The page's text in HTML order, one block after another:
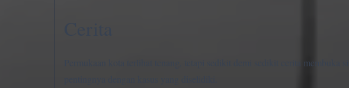
Permukaan kota terlihat tenang, tetapi sedikit demi sedikit cerita